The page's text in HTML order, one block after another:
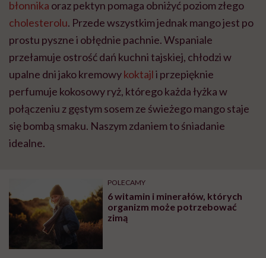
błonnika oraz pektyn pomaga obniżyć poziom złego
cholesterolu. Przede wszystkim jednak mango jest po
prostu pyszne i obłędnie pachnie. Wspaniale
przełamuje ostrość dań kuchni tajskiej, chłodzi w
upalne dni jako kremowykoktajli przepięknie
perfumuje kokosowy ryż, którego każda łyżka w
połączeniu z gęstym sosem ze świeżego mango staje
się bombą smaku. Naszym zdaniem to śniadanie
idealne.
POLECAMY
6 witamin i minerałów, których
organizm może potrzebować
zimą